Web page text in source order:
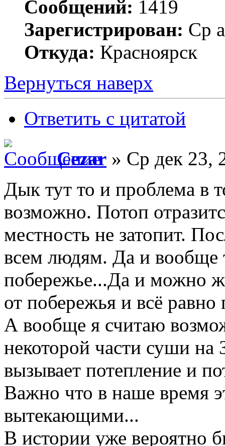
Сообщений: 1419
Зарегистрирован: Ср
Откуда: Красноярск
Вернуться наверх
Ответить с цитатой
Cezar » Ср дек 23,
Дык тут то и проблема в
возможно. Потоп
местность не затопит.
всем людям. Да и вообще
побережье...Да и можно
от побережья и всё равно
А вообще я считаю
некоторой части суши
вызывает потепление и
Важно что в наше время
вытекающими...
В истории уже вероятно